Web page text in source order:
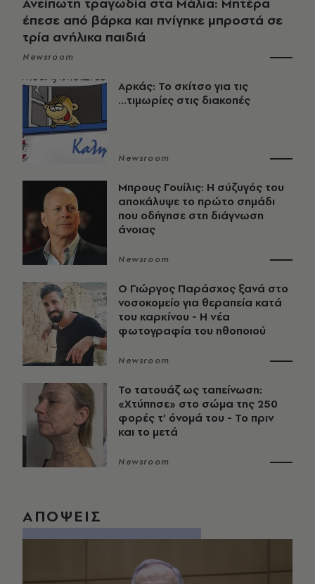
έπεσε από βάρκα και πνίγηκε μπροστά σε
τρία ανήλικα παιδιά
Newsroom
Αρκάς: Το σκίτσο για τις
...τιμωρίες στις διακοπές
Newsroom
Μπρους Γουίλις: Η σύζυγός του
αποκάλυψε το πρώτο σημάδι
που οδήγησε στη διάγνωση
άνοιας
Newsroom
O Γιώργος Παράσχος ξανά στο
νοσοκομείο για θεραπεία κατά
του καρκίνου - Η νέα
φωτογραφία του ηθοποιού
Newsroom
Το τατουάζ ως ταπείνωση:
«Χτύπησε» στο σώμα της 250
φορές τ’ όνομά του - Το πριν
και το μετά
Newsroom
ΑΠΟΨΕΙΣ